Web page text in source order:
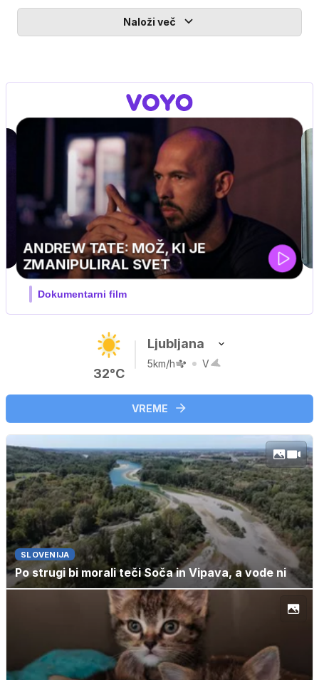
Naloži več
MOJ PRIJATELJ PINGVIN
Film meseca / družinski, pustolovski
32°C
Ljubljana
5km/h V
VREME
SLOVENIJA
Po strugi bi morali teči Soča in Vipava, a vode ni